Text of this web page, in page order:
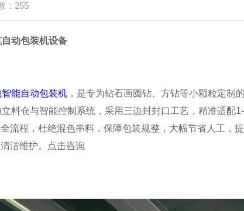
：255
动包装机设备
能自动包装机 ，是专为钻石画圆钻、方钻等小颗粒定制
料仓与智能控制系统，采用三边封封口工艺，精准适配
流程，杜绝混色串料，保障包装规整，大幅节省人工，
洁维护。
点击咨询